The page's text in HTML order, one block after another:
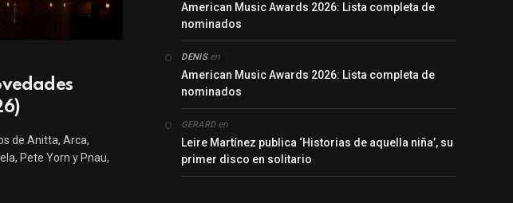
de Anitta, Arca,
Pete Yorn y Pnau,
American Music Awards 2026: Lista completa de
nominados
DENISen
American Music Awards 2026: Lista completa de
nominados
GERARDen
Leire Martínez publica ‘Historias de aquella niña’, su
primer disco en solitario